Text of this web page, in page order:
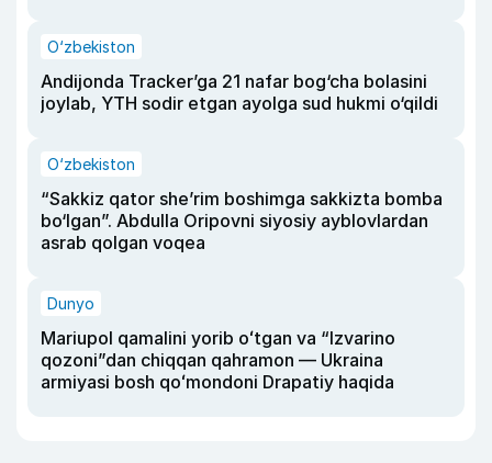
O‘zbekiston
Andijonda Tracker’ga 21 nafar bog‘cha bolasini
joylab, YTH sodir etgan ayolga sud hukmi o‘qildi
O‘zbekiston
“Sakkiz qator she’rim boshimga sakkizta bomba
bo‘lgan”. Abdulla Oripovni siyosiy ayblovlardan
asrab qolgan voqea
Dunyo
Mariupol qamalini yorib oʻtgan va “Izvarino
qozoni”dan chiqqan qahramon — Ukraina
armiyasi bosh qoʻmondoni Drapatiy haqida